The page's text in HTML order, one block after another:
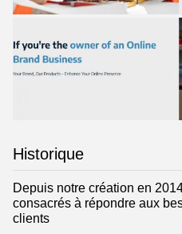
Historique
Depuis notre création en
consacrés à répondre aux
clients